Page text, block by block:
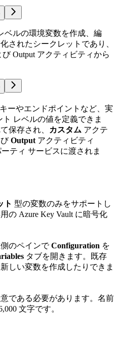
ベルの環境変数を作成、編
されたシークレットであり、
Output アクティビティから
ーやエンドポイントなど、実
レベルの値を定義できま
保存され、
カスタム アクテ
Output アクティビティ
ティ サービスに渡されま
ト 型の変数のみをサポートし
の Azure Key Vault に暗号化
のペインでConfiguration を
タブを開きます。既存
しい変数を作成したりできま
である必要があります。名前
文字です。